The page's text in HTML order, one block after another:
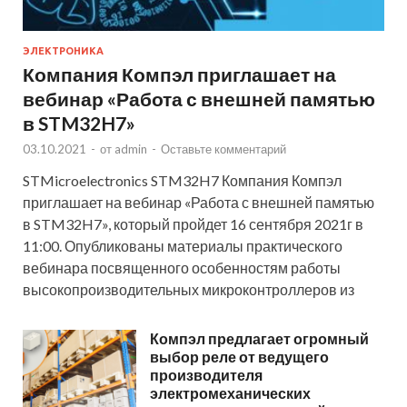
ЭЛЕКТРОНИКА
Компания Компэл приглашает на
вебинар «Работа с внешней памятью
в STM32H7»
03.10.2021 - от admin - Оставьте комментарий
STMicroelectronics STM32H7 Компания Компэл
приглашает на вебинар «Работа с внешней памятью
в STM32H7», который пройдет 16 сентября 2021г в
11:00. Опубликованы материалы практического
вебинара посвященного особенностям работы
высокопроизводительных микроконтроллеров из
Компэл предлагает огромный
выбор реле от ведущего
производителя
электромеханических